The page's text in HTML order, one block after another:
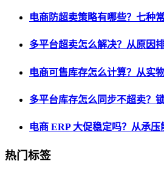
电商防超卖策略有哪些？七种
多平台超卖怎么解决？从原因
电商可售库存怎么计算？从实
多平台库存怎么同步不超卖？
电商 ERP 大促稳定吗？从承
热门标签